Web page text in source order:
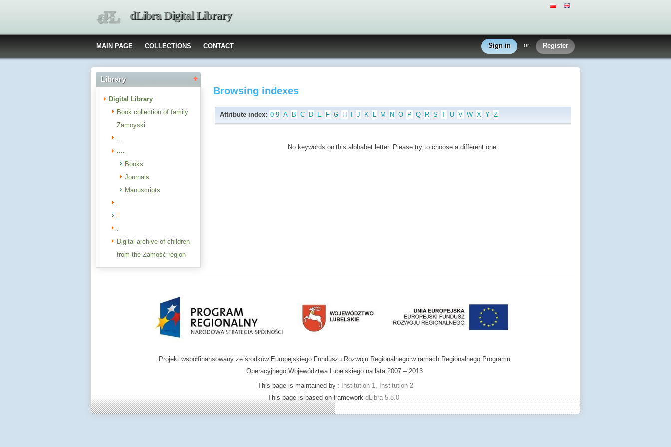
dLibra Digital Library
MAIN PAGE COLLECTIONS CONTACT Sign in or Register
Library
Digital Library
Book collection of family
Zamoyski
...
....
Books
Journals
Manuscripts
.
.
.
Digital archive of children
from the Zamość region
Browsing indexes
Attribute index: 0-9 A B C D E F G H J K L M N O P Q R S T U V W X Y Z
No keywords on this alphabet letter. Please try to choose a different one.
Projekt współfinansowany ze środków Europejskiego Funduszu Rozwoju Regionalnego w ramach Regionalnego Programu
Operacyjnego Województwa Lubelskiego na lata 2007 – 2013
This page is maintained by : Institution 1, Institution 2
This page is based on framework dLibra 5.8.0